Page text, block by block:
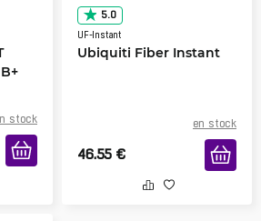
stock
5.0
UF-Instant
Ubiquiti Fiber Instant
en stock
46.55 €